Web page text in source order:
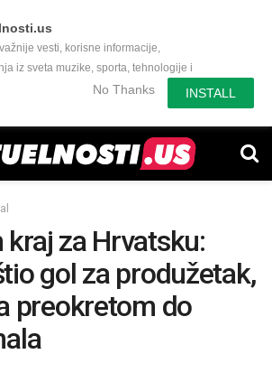
vesti, korisne informacije,
iz sveta muzike, sporta, tehnologije i
toga zanimljivog.No Thanks INSTALL
kraj za Hrvatsku:
gol za produžetak,
preokretom do